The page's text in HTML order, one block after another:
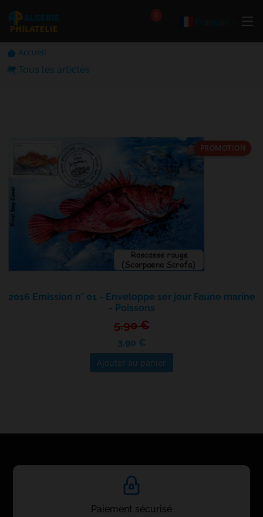
0
Français
Accueil
Tous les articles
PROMOTION
2016 Emission n° 01 - Enveloppe 1er jour Faune marine
- Poissons
5.90 €
3.90 €
Ajouter au panier
Paiement sécurisé